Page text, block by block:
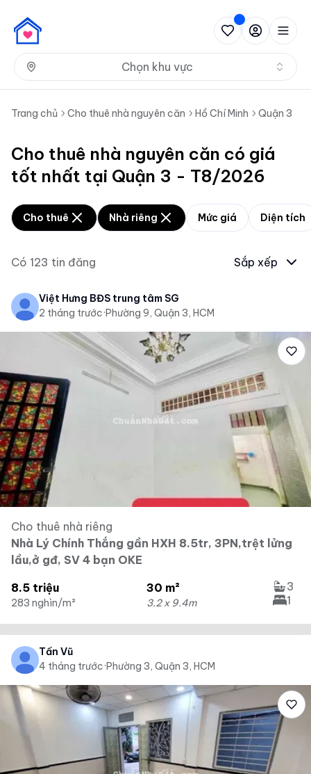
Chọn khu vực
Trang chủ Cho thuê nhà nguyên căn Hồ Chí Minh Quận 3
Cho thuê nhà nguyên căn có giá
tốt nhất tại Quận 3 - T8/2026
Cho thuê Nhà riêng Mức giá Diện tích
Có 123 tin đăng Sắp xếp
Việt Hưng BĐS trung tâm SG
2 tháng trước·Phường 9, Quận 3, HCM
Cho thuê nhà riêng
Nhà Lý Chính Thắng gần HXH 8.5tr, 3PN,trệt lửng
lầu,ở gđ, SV 4 bạn OKE
8.5 triệu
283 nghìn/m²
30 m²
3.2 x 9.4m
3
1
Tấn Vũ
4 tháng trước·Phường 3, Quận 3, HCM